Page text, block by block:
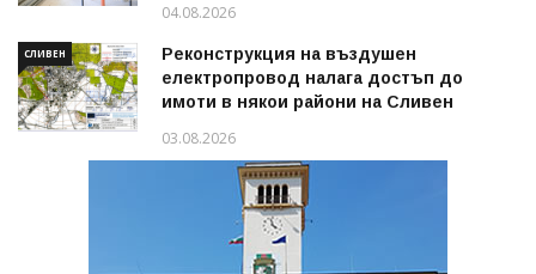
04.08.2026
СЛИВЕН
Реконструкция на въздушен
електропровод налага достъп до
имоти в някои райони на Сливен
03.08.2026